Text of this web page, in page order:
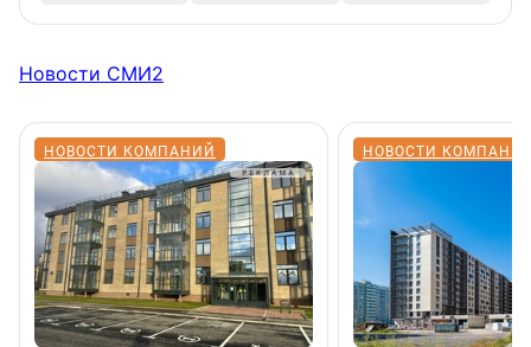
Новости СМИ2
НОВОСТИ КОМПАНИЙ НОВОСТИ